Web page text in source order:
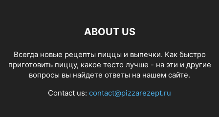
ABOUT US
Всегда новые рецепты пиццы и выпечки. Как быстро
приготовить пиццу, какое тесто лучше - на эти и другие
вопросы вы найдете ответы на нашем сайте.
Contact us: contact@pizzarezept.ru